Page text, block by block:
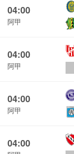
04:00
阿甲
04:00
阿甲
04:00
阿甲
04:00